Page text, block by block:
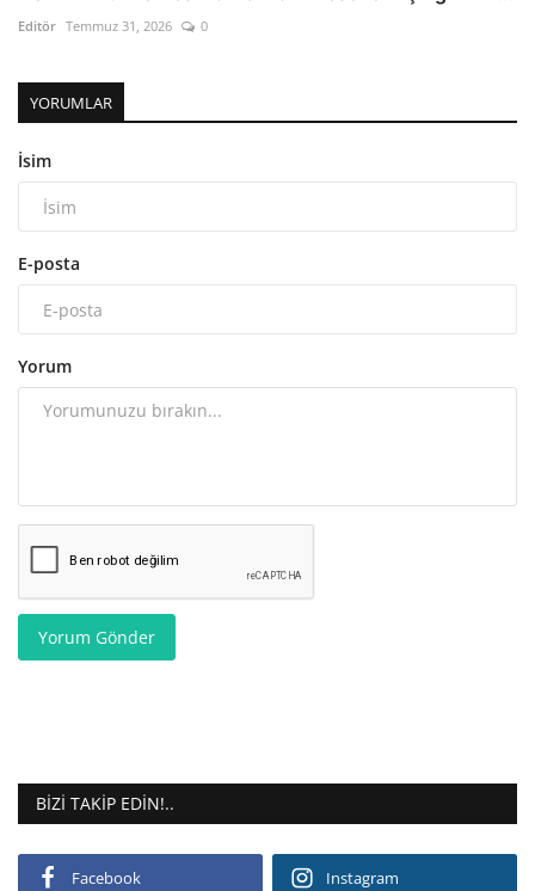
Editör Temmuz 31, 2026 0
YORUMLAR
İsim
E-posta
Yorum
Yorum Gönder
BIZI TAKIP EDIN!..
Facebook Instagram